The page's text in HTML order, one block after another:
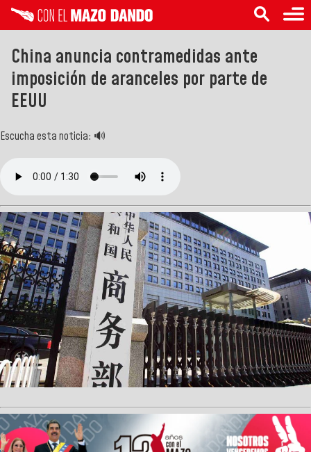
China anuncia contramedidas ante
imposición de aranceles por parte de
EEUU
Escucha esta noticia: 🔊